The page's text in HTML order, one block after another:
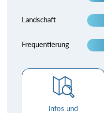
Landschaft
Frequentierung
Infos und